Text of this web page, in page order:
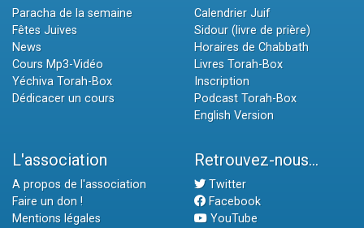
Paracha de la semaine
Fêtes Juives
News
Cours Mp3-Vidéo
Yéchiva Torah-Box
Dédicacer un cours
Calendrier Juif
Sidour (livre de prière)
Horaires de Chabbath
Livres Torah-Box
Inscription
Podcast Torah-Box
English Version
L'association
A propos de l'association
Faire un don !
Mentions légales
Retrouvez-nous...
Twitter
Facebook
YouTube